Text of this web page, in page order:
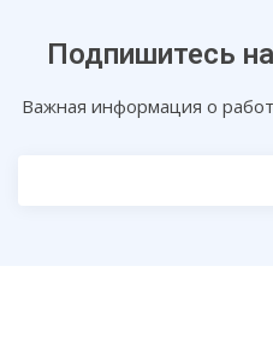
Подпишитесь
Важная информация о